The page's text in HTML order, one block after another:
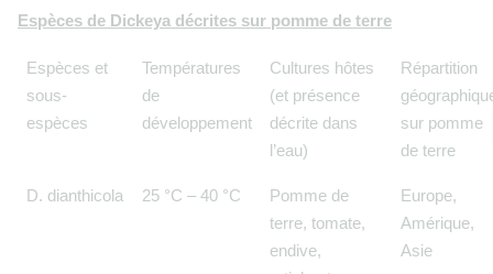
Espèces de Dickeya décrites sur pomme de terre
Espèces et
sous-
espèces
Températures
de
développement
Cultures hôtes
(et présence
décrite dans
l’eau)
Répartition
sur pomme
de terre
D. dianthicola 25 °C – 40 °C
Pomme de
terre, tomate,
endive,
Europe,
Amérique,
Asie